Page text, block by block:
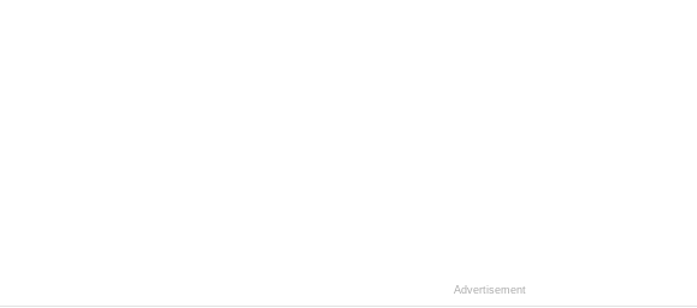
Advertisement